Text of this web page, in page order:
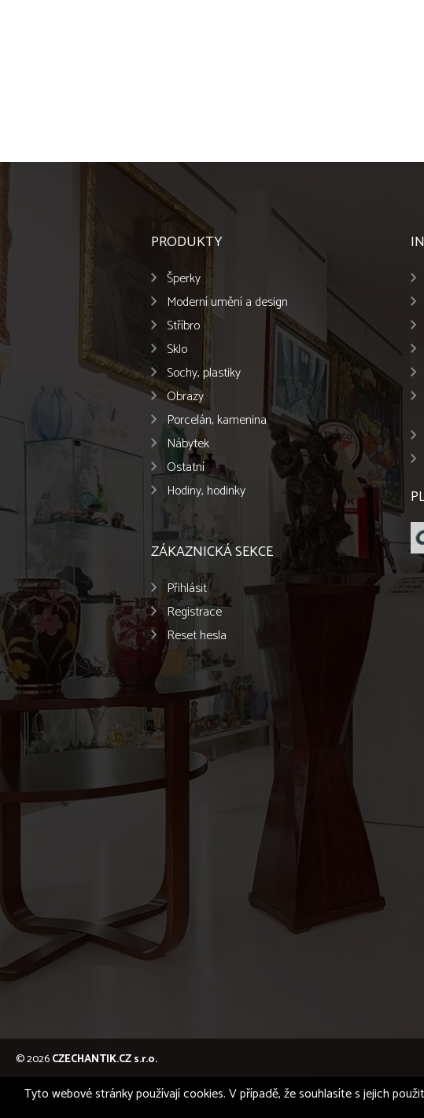
PRODUKTY
Šperky
Moderní umění a design
Stříbro
Sklo
Sochy, plastiky
Obrazy
Porcelán, kamenina
Nábytek
Ostatní
Hodiny, hodinky
ZÁKAZNICKÁ SEKCE
Přihlásit
Registrace
Reset hesla
© 2026CZECHANTIK.CZ s.r.o.
Tyto webové stránky používají cookies. V případě, že souhlasíte s jejich